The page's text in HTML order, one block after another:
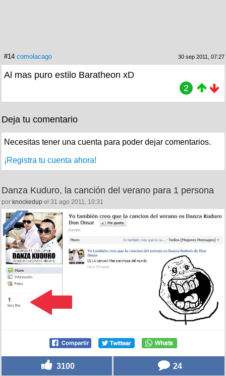
#14 comolacago 30 sep 2011, 07:27
Al mas puro estilo Baratheon xD
2
Deja tu comentario
Necesitas tener una cuenta para poder dejar comentarios.
¡Registra tu cuenta ahora!
Danza Kuduro, la canción del verano para 1 persona
por knockedup el 31 ago 2011, 10:31
3100 24